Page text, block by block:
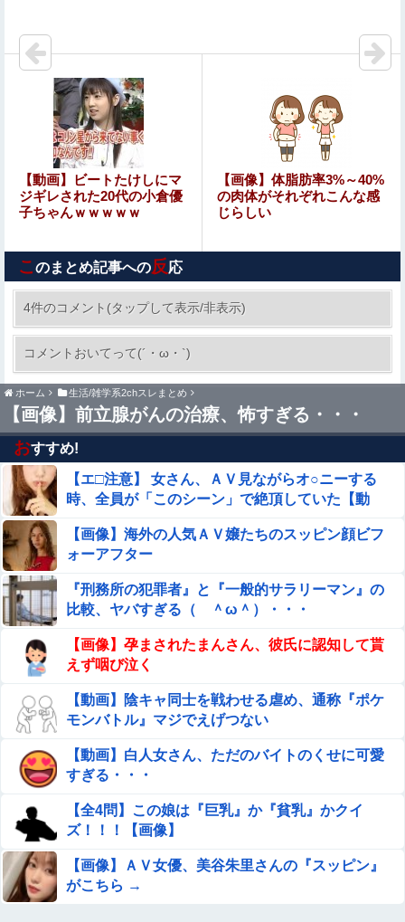
連れて行かれた
【アイマス】もっとアイマスとホビー漫画やアニメとコラ
ボしてほしい
【速報】熊本イオンモール、爆発の原因は『これ』の可能
性
【画像】ワンピースおだっち、ちいかわに敗北宣言「何が
ちいかわだと思っていた」
募金のピンハネ疑惑をかけられた某野党、「全額
が被災地のために使用されます」と議員が反論す
るも……
大阪のホテル、ヤバすぎて大炎上…「大阪の洗礼を受けま
した」
【画像】「マスク美人さん、また我々を欺く」←←←←海
外でも流行りだすｗｗｗｗｗ
結婚相談所職員さん、子なし女にド正論を述べてしまう…
10代美少女の ”初めての女性器脱毛” 動画、エ□すぎて
1000万再生される・・・
嫁の銀行口座が突如凍結されて三菱UFJ銀行に問い合
わせ、「説明できない」と言われて警察に相談しにい
くと……
村重杏奈、写真集ヌードがエロい！乳首透け、巨乳おっぱ
いが最高過ぎる！
【動画】仙台育英の野球部女子マネ、あざといウィンクで
お前らの心を鷲掴みｗｗｗｗｗ
【バンダイ】 「食玩」「プライズ」「ガシャポン」2026
年8月発売商品【発売スケジュール】
『I"s〈アイズ〉』の桂正和さん、とんでもなくエ●チなパ
ンツを描く。これもう芸術だろ
ワイ「米津玄師ってソロじゃなくてバンドのボーカルなら
よかったよね」
【動画】ビートたけしにマ
ジギレされた20代の小倉優
子ちゃんｗｗｗｗｗ
【画像】体脂肪率3%～40%
の肉体がそれぞれこんな感
じらしい
こ のまとめ記事への反応
4件のコメント(タップして表示/非表示)
コメントおいてって(´・ω・`)
ホーム 生活/雑学系2chスレまとめ
【画像】前立腺がんの治療、怖すぎる・・・
おすすめ!
【エ□注意】 女さん、ＡＶ見ながらオ○ニーする
時、全員が「このシーン」で絶頂していた【動
【画像】海外の人気ＡＶ嬢たちのスッピン顔ビフ
ォーアフター
『刑務所の犯罪者』と『一般的サラリーマン』の
比較、ヤバすぎる（ ＾ω＾）・・・
【画像】孕まされたまんさん、彼氏に認知して貰
えず咽び泣く
【動画】陰キャ同士を戦わせる虐め、通称『ポケ
モンバトル』マジでえげつない
【動画】白人女さん、ただのバイトのくせに可愛
すぎる・・・
【全4問】この娘は『巨乳』か『貧乳』かクイ
ズ！！！【画像】
【画像】ＡＶ女優、美谷朱里さんの『スッピン』
がこちら →